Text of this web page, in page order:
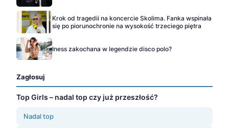
Krok od tragedii na koncercie Skolima. Fanka wspinała
się po piorunochronie na wysokość trzeciego piętra
Iness zakochana w legendzie disco polo?
Zagłosuj
Top Girls – nadal top czy już przeszłość?
Nadal top